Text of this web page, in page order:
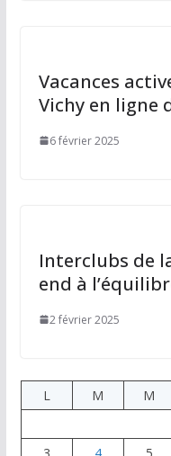
Vacances
Vichy en ligne
6 février 2025
Interclubs de
end à
2 février 2025
L
M M